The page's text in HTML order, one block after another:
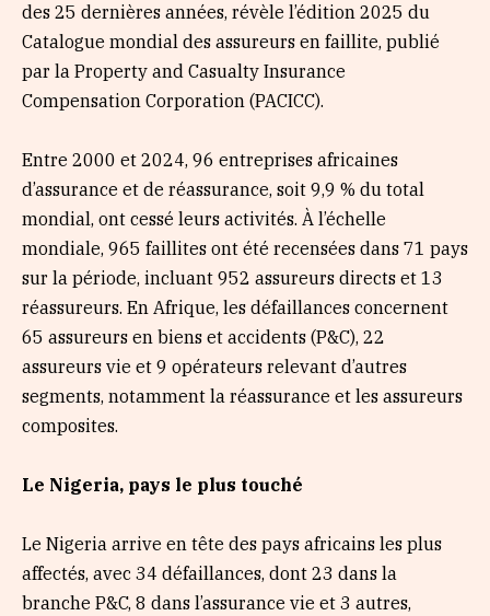
des 25 dernières années, révèle l’édition 2025 du
Catalogue mondial des assureurs en faillite, publié
par la Property and Casualty Insurance
Compensation Corporation (PACICC).
Entre 2000 et 2024, 96 entreprises africaines
d’assurance et de réassurance, soit 9,9 % du total
mondial, ont cessé leurs activités. À l’échelle
mondiale, 965 faillites ont été recensées dans 71 pays
sur la période, incluant 952 assureurs directs et 13
réassureurs. En Afrique, les défaillances concernent
65 assureurs en biens et accidents (P&C), 22
assureurs vie et 9 opérateurs relevant d’autres
segments, notamment la réassurance et les assureurs
composites.
Le Nigeria, pays le plus touché
Le Nigeria arrive en tête des pays africains les plus
affectés, avec 34 défaillances, dont 23 dans la
branche P&C, 8 dans l’assurance vie et 3 autres,